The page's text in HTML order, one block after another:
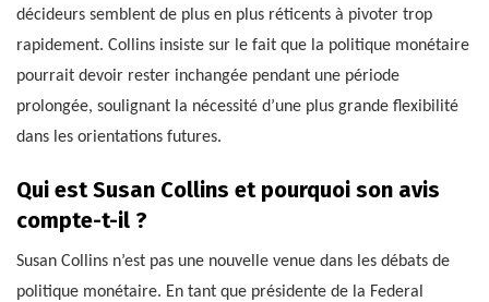
décideurs semblent de plus en plus réticents à pivoter trop
rapidement. Collins insiste sur le fait que la politique monétaire
pourrait devoir rester inchangée pendant une période
prolongée, soulignant la nécessité d’une plus grande flexibilité
dans les orientations futures.
Qui est Susan Collins et pourquoi son avis
compte-t-il ?
Susan Collins n’est pas une nouvelle venue dans les débats de
politique monétaire. En tant que présidente de la Federal